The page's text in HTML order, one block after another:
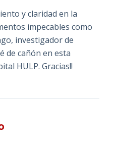
y claridad en la
impecables como
investigador de
de cañón en esta
HULP. Gracias!!